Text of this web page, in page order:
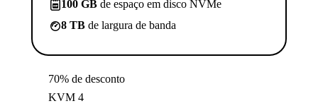
100 GB de espaço em disco NVMe
8 TB de largura de banda
70% de desconto
KVM 4